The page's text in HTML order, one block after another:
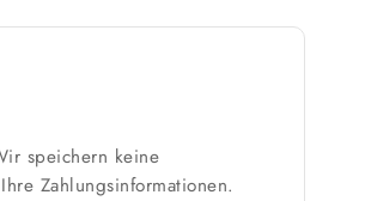
Weiß / hell
speichern keine
Zahlungsinformationen.